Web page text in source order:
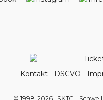
Kontakt- DSGVO -
© 1998–2026 | SKTC –